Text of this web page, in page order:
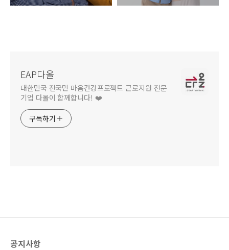
EAP다올
대한민국 전국민 마음건강프로젝트 근로지원 전문
기업 다올이 함께합니다! ❤️
구독하기
공지사항